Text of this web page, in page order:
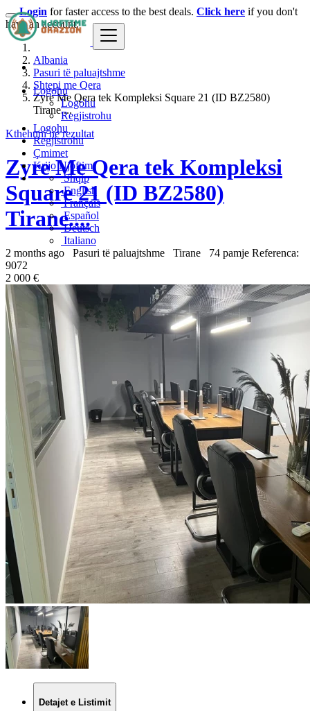
Logohu
Logohu
Regjistrohu
Logohu
Regjistrohu
Çmimet
Krijo Njoftim
Shqip
English
Français
Español
Deutsch
Italiano
Login for faster access to the best deals. Click here if you don't
have an account.
Albania
Pasuri të paluajtshme
Shtepi me Qera
Zyre Me Qera tek Kompleksi Square 21 (ID BZ2580)
Tirane....
Kthehuni ne rezultat
Zyre Me Qera tek Kompleksi
Square 21 (ID BZ2580)
Tirane....
2 months ago Pasuri të paluajtshme Tirane 74 pamje Referenca:
9072
2 000 €
Detajet e Listimit